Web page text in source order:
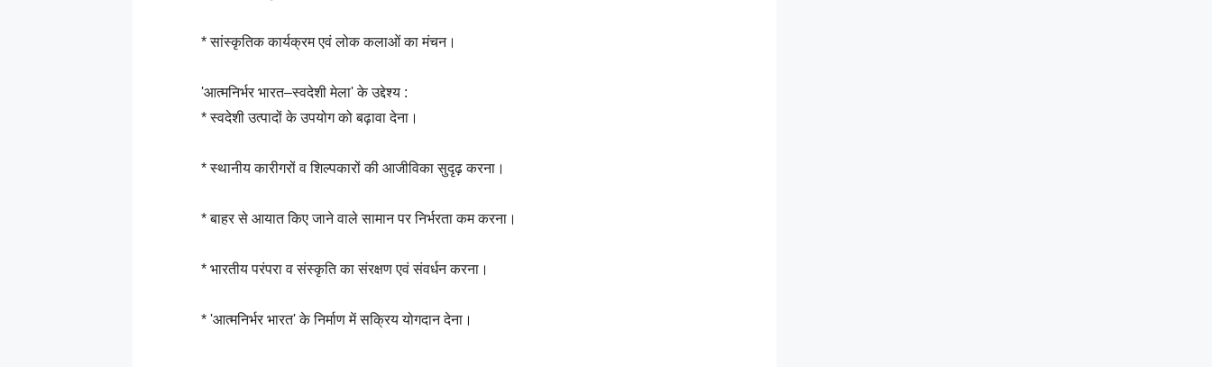
* सांस्कृतिक कार्यक्रम एवं लोक कलाओं का मंचन।
'आत्मनिर्भर भारत–स्वदेशी मेला' के उद्देश्य :
* स्वदेशी उत्पादों के उपयोग को बढ़ावा देना।
* स्थानीय कारीगरों व शिल्पकारों की आजीविका सुदृढ़ करना।
* बाहर से आयात किए जाने वाले सामान पर निर्भरता कम करना।
* भारतीय परंपरा व संस्कृति का संरक्षण एवं संवर्धन करना।
* 'आत्मनिर्भर भारत' के निर्माण में सक्रिय योगदान देना।